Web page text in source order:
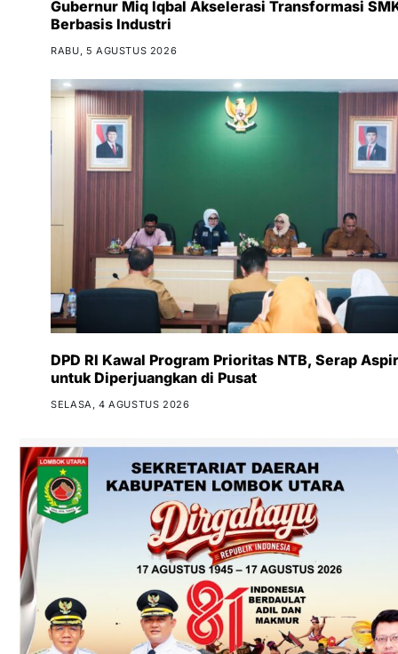
Gubernur Miq Iqbal Akselerasi Transformasi
Berbasis Industri
RABU, 5 AGUSTUS 2026
DPD RI Kawal Program Prioritas NTB, Serap
untuk Diperjuangkan di Pusat
SELASA, 4 AGUSTUS 2026